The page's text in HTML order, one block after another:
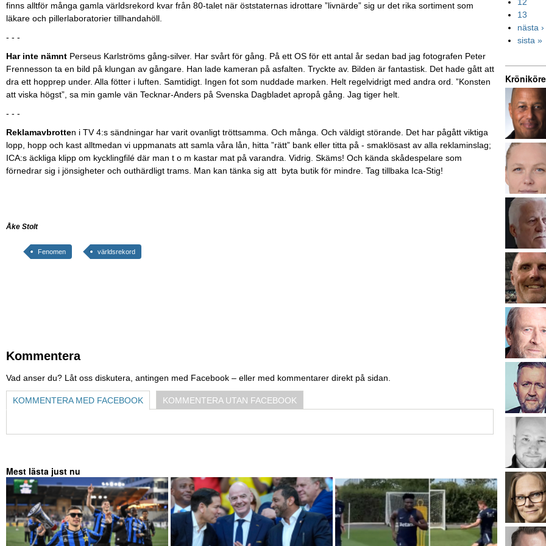
finns alltför många gamla världsrekord kvar från 80-talet när öststaternas idrottare ”livnärde” sig ur det rika sortiment som
läkare och pillerlaboratorier tillhandahöll.
- - -
Har inte nämnt Perseus Karlströms gång-silver. Har svårt för gång. På ett OS för ett antal år sedan bad jag fotografen Peter
Frennesson ta en bild på klungan av gångare. Han lade kameran på asfalten. Tryckte av. Bilden är fantastisk. Det hade gått att
dra ett hopprep under. Alla fötter i luften. Samtidigt. Ingen fot som nuddade marken. Helt regelvidrigt med andra ord. ”Konsten
att viska högst”, sa min gamle vän Tecknar-Anders på Svenska Dagbladet apropå gång. Jag tiger helt.
- - -
Reklamavbrotten i TV 4:s sändningar har varit ovanligt tröttsamma. Och många. Och väldigt störande. Det har pågått viktiga
lopp, hopp och kast alltmedan vi uppmanats att samla våra lån, hitta ”rätt” bank eller titta på - smaklösast av alla reklaminslag;
ICA:s äckliga klipp om kycklingfilé där man t o m kastar mat på varandra. Vidrig. Skäms! Och kända skådespelare som
förnedrar sig i jönsigheter och outhärdligt trams. Man kan tänka sig att byta butik för mindre. Tag tillbaka Ica-Stig!
Åke Stolt
Fenomen världsrekord
Kommentera
Vad anser du? Låt oss diskutera, antingen med Facebook – eller med kommentarer direkt på sidan.
KOMMENTERA MED FACEBOOK KOMMENTERA UTAN FACEBOOK
Mest lästa just nu
12
13
nästa ›
sista »